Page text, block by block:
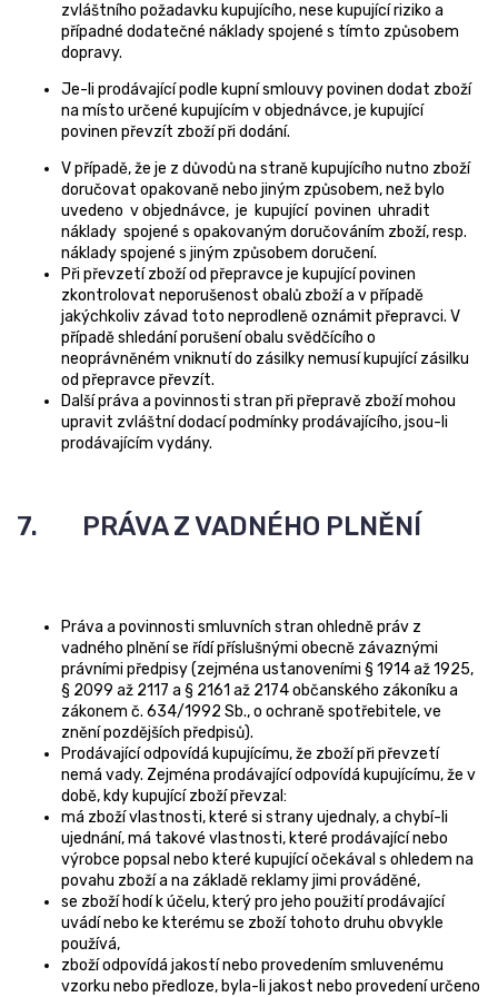
zvláštního požadavku kupujícího, nese kupující riziko a
případné dodatečné náklady spojené s tímto způsobem
dopravy.
Je-li prodávající podle kupní smlouvy povinen dodat zboží
na místo určené kupujícím v objednávce, je kupující
povinen převzít zboží při dodání.
V případě, že je z důvodů na straně kupujícího nutno zboží
doručovat opakovaně nebo jiným způsobem, než bylo
uvedeno v objednávce, je kupující povinen uhradit
náklady spojené s opakovaným doručováním zboží, resp.
náklady spojené s jiným způsobem doručení.
Při převzetí zboží od přepravce je kupující povinen
zkontrolovat neporušenost obalů zboží a v případě
jakýchkoliv závad toto neprodleně oznámit přepravci. V
případě shledání porušení obalu svědčícího o
neoprávněném vniknutí do zásilky nemusí kupující zásilku
od přepravce převzít.
Další práva a povinnosti stran při přepravě zboží mohou
upravit zvláštní dodací podmínky prodávajícího, jsou-li
prodávajícím vydány.
7. PRÁVA Z VADNÉHO PLNĚNÍ
Práva a povinnosti smluvních stran ohledně práv z
vadného plnění se řídí příslušnými obecně závaznými
právními předpisy (zejména ustanoveními § 1914 až 1925,
§ 2099 až 2117 a § 2161 až 2174 občanského zákoníku a
zákonem č. 634/1992 Sb., o ochraně spotřebitele, ve
znění pozdějších předpisů).
Prodávající odpovídá kupujícímu, že zboží při převzetí
nemá vady. Zejména prodávající odpovídá kupujícímu, že v
době, kdy kupující zboží převzal:
má zboží vlastnosti, které si strany ujednaly, a chybí-li
ujednání, má takové vlastnosti, které prodávající nebo
výrobce popsal nebo které kupující očekával s ohledem na
povahu zboží a na základě reklamy jimi prováděné,
se zboží hodí k účelu, který pro jeho použití prodávající
uvádí nebo ke kterému se zboží tohoto druhu obvykle
používá,
zboží odpovídá jakostí nebo provedením smluvenému
vzorku nebo předloze, byla-li jakost nebo provedení určeno